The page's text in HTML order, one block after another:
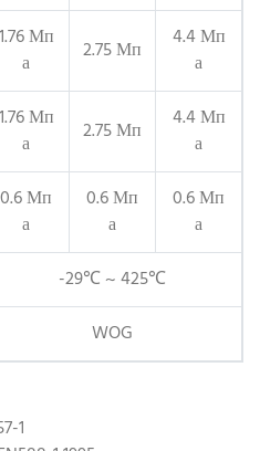
1.76 Мп
а
2.75 Мп
4.4 Мп
а
1.76 Мп
а
2.75 Мп
4.4 Мп
а
0.6 Мп
а
0.6 Мп
а
0.6 Мп
а
-29℃ ~ 425℃
WOG
1